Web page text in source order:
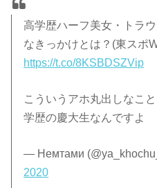
高学歴ハーフ美女・トラ
なきっかけとは？(東スポ
https://t.co/8KSBDSZVip
こういうアホ丸出しなこ
学歴の慶大生なんですよ
— Немтами
2020